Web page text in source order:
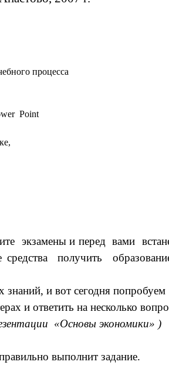
процесса
Point
экзамены и перед вами
получить
и вот сегодня попробуем
и ответить на несколько
«Основы экономики» )
выполнит задание.